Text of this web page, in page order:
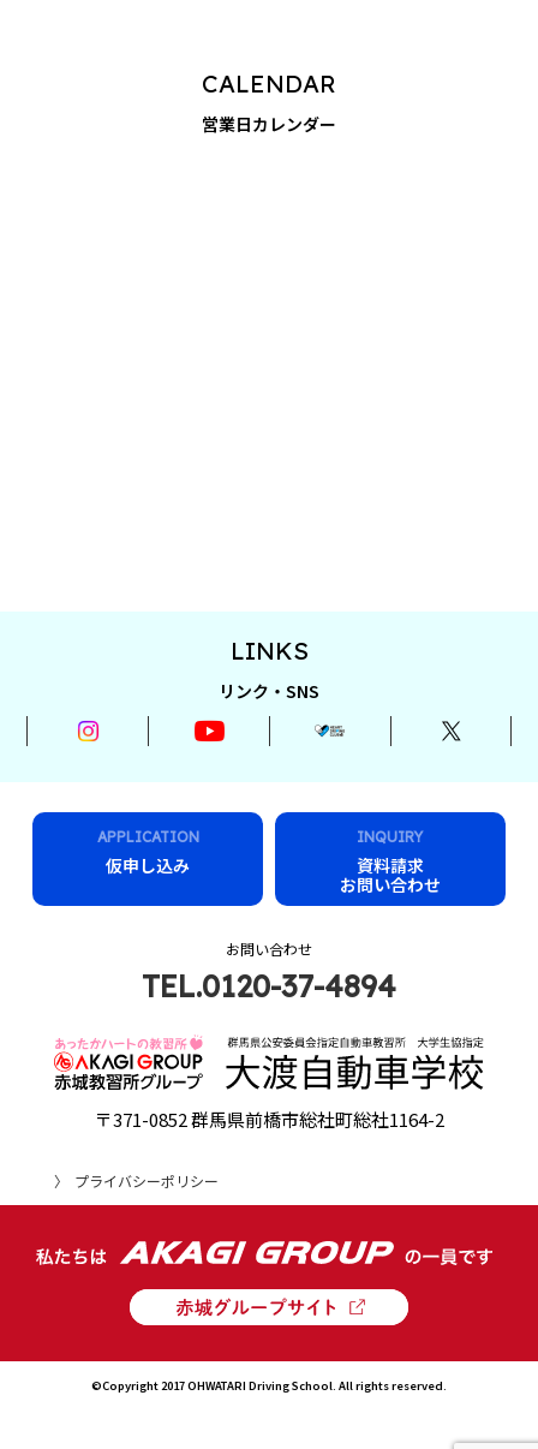
CALENDAR
営業日カレンダー
LINKS
リンク・SNS
APPLICATION
仮申し込み
INQUIRY
資料請求
お問い合わせ
お問い合わせ
TEL.0120-37-4894
〒371-0852 群馬県前橋市総社町総社1164-2
プライバシーポリシー
©Copyright 2017 OHWATARI Driving School. All rights reserved.